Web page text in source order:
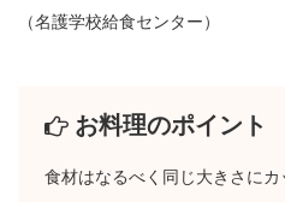
（名護学校給食センター）
お料理のポイント
食材はなるべく同じ大きさにカ